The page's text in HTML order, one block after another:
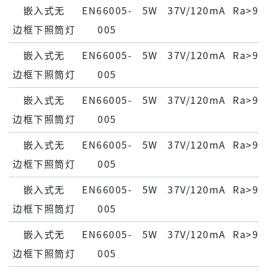
嵌⼊式⽆
边框下照筒灯
EN66005-
005
5W 37V/120mA Ra>90
嵌⼊式⽆
边框下照筒灯
EN66005-
005
5W 37V/120mA Ra>90
嵌⼊式⽆
边框下照筒灯
EN66005-
005
5W 37V/120mA Ra>90
嵌⼊式⽆
边框下照筒灯
EN66005-
005
5W 37V/120mA Ra>90
嵌⼊式⽆
边框下照筒灯
EN66005-
005
5W 37V/120mA Ra>90
嵌⼊式⽆
边框下照筒灯
EN66005-
005
5W 37V/120mA Ra>90